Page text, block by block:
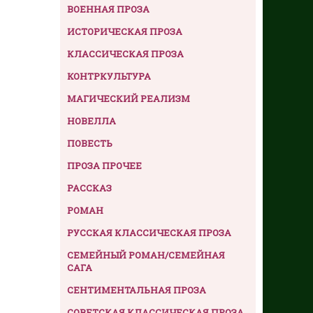
ВОЕННАЯ ПРОЗА
ИСТОРИЧЕСКАЯ ПРОЗА
КЛАССИЧЕСКАЯ ПРОЗА
КОНТРКУЛЬТУРА
МАГИЧЕСКИЙ РЕАЛИЗМ
НОВЕЛЛА
ПОВЕСТЬ
ПРОЗА ПРОЧЕЕ
РАССКАЗ
РОМАН
РУССКАЯ КЛАССИЧЕСКАЯ ПРОЗА
СЕМЕЙНЫЙ РОМАН/СЕМЕЙНАЯ
САГА
СЕНТИМЕНТАЛЬНАЯ ПРОЗА